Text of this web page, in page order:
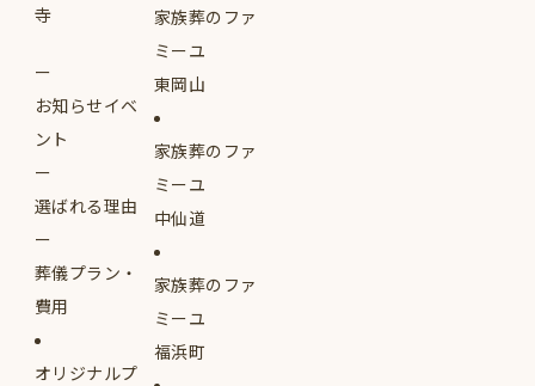
寺
お知らせイベ
ント
選ばれる理由
葬儀プラン・
費用
オリジナルプ
家族葬のファ
ミーユ
東岡山
家族葬のファ
ミーユ
中仙道
家族葬のファ
ミーユ
福浜町